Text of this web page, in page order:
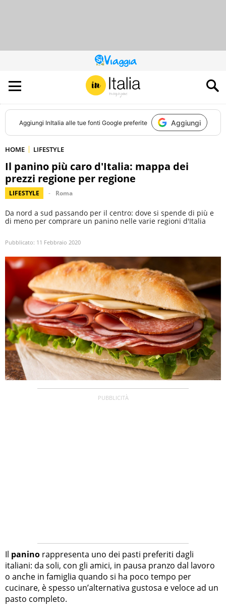
QUESTO
SITO
CONTRIBUISCE
ALL’AUDIENCE
DI
Aggiungi InItalia alle tue fonti Google preferite Aggiungi
HOME LIFESTYLE
Il panino più caro d'Italia: mappa dei
prezzi regione per regione
LIFESTYLE Roma
Da nord a sud passando per il centro: dove si spende di più e
di meno per comprare un panino nelle varie regioni d'Italia
Pubblicato: 11 Febbraio 2020
Il panino rappresenta uno dei pasti preferiti dagli
italiani: da soli, con gli amici, in pausa pranzo dal lavoro
o anche in famiglia quando si ha poco tempo per
cucinare, è spesso un’alternativa gustosa e veloce ad un
pasto completo.